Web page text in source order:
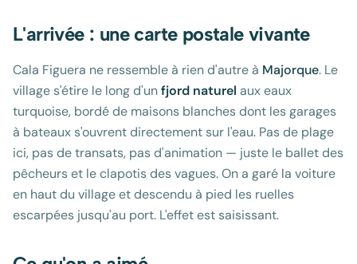
L'arrivée : une carte postale vivante
Cala Figuera ne ressemble à rien d'autre à Majorque. Le
village s'étire le long d'unfjord naturel aux eaux
turquoise, bordé de maisons blanches dont les garages
à bateaux s'ouvrent directement sur l'eau. Pas de plage
ici, pas de transats, pas d'animation — juste le ballet des
pêcheurs et le clapotis des vagues. On a garé la voiture
en haut du village et descendu à pied les ruelles
escarpées jusqu'au port. L'effet est saisissant.